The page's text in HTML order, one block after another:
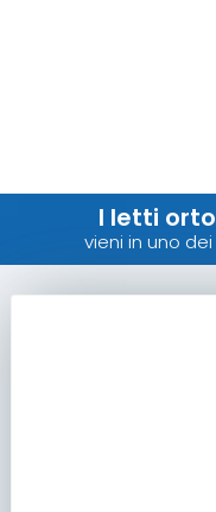
I letti
vieni in uno